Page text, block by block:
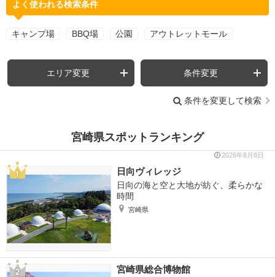
よく使われる検索条件
キャンプ場 BBQ場 公園 アウトレットモール
エリア変更 条件変更
条件を変更して検索
宮崎県スポットランキング
2026年8月8日
日向ヴィレッジ
日向の海と空と大地が紡ぐ、柔らかな
時間
宮崎県
宮崎県総合博物館